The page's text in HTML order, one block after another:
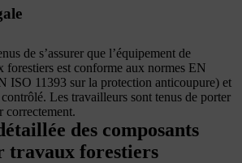
de s’assurer que l’équipement de
forestiers est conforme aux normes EN
ISO 11393 sur la protection anticoupure) et
Les travailleurs sont tenus de porter
correctement.
des composants
travaux forestiers